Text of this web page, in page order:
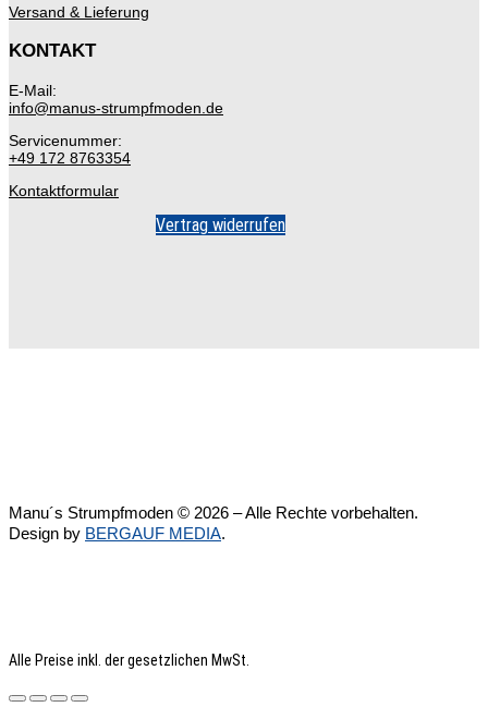
Versand & Lieferung
KONTAKT
E-Mail:
info@manus-strumpfmoden.de
Servicenummer:
+49 172 8763354
Kontaktformular
Vertrag widerrufen
Manu´s Strumpfmoden © 2026 – Alle Rechte vorbehalten.
Design by BERGAUF MEDIA.
Alle Preise inkl. der gesetzlichen MwSt.